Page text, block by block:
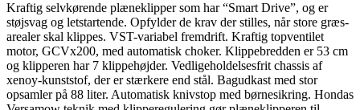
Kraftig selvkørende plæneklipper som har “Smart Drive”, og er
støjsvag og letstartende. Opfylder de krav der stilles, når store græs-
arealer skal klippes. VST-variabel fremdrift. Kraftig topventilet
motor, GCVx200, med automatisk choker. Klippebredden er 53 cm
og klipperen har 7 klippehøjder. Vedligeholdelsesfrit chassis af
xenoy-kunststof, der er stærkere end stål. Bagudkast med stor
opsamler på 88 liter. Automatisk knivstop med børnesikring. Hondas